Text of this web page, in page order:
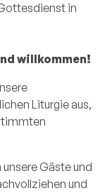
in
willkommen!
Liturgie aus,
Gäste und
und